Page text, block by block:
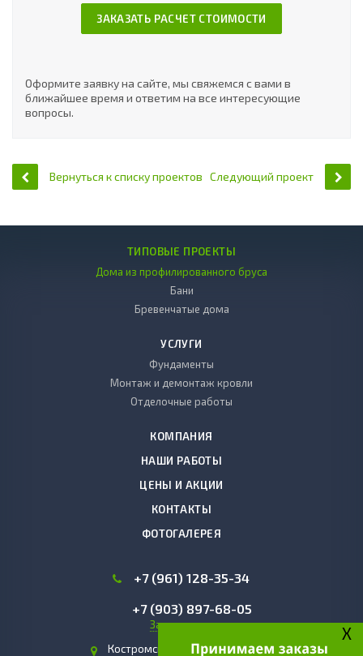
ЗАКАЗАТЬ РАСЧЕТ СТОИМОСТИ
Оформите заявку на сайте, мы свяжемся с вами в
ближайшее время и ответим на все интересующие
вопросы.
Вернуться к списку проектов Следующий проект
ТИПОВЫЕ ПРОЕКТЫ
Дома из профилированного бруса
Бани
Бревенчатые дома
УСЛУГИ
Фундаменты
Монтаж и демонтаж кровли
Отделочные работы
КОМПАНИЯ
НАШИ РАБОТЫ
ЦЕНЫ И АКЦИИ
КОНТАКТЫ
ФОТОГАЛЕРЕЯ
+7 (961) 128-35-34
+7 (903) 897-68-05
Заказать звонок
Костромская область, г. Чухлома
X